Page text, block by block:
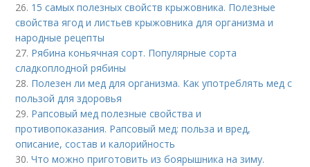
26. 15 самых полезных свойств крыжовника. Полезные
свойства ягод и листьев крыжовника для организма и
народные рецепты
27. Рябина коньячная сорт. Популярные сорта
сладкоплодной рябины
28. Полезен ли мед для организма. Как употреблять мед с
пользой для здоровья
29. Рапсовый мед полезные свойства и
противопоказания. Рапсовый мед: польза и вред,
описание, состав и калорийность
30.Что можно приготовить из боярышника на зиму.